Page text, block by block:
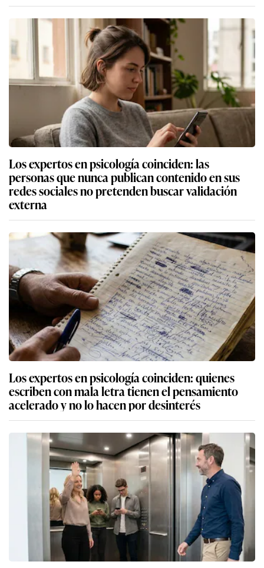
Los expertos en psicología coinciden: las
personas que nunca publican contenido en sus
redes sociales no pretenden buscar validación
externa
Los expertos en psicología coinciden: quienes
escriben con mala letra tienen el pensamiento
acelerado y no lo hacen por desinterés